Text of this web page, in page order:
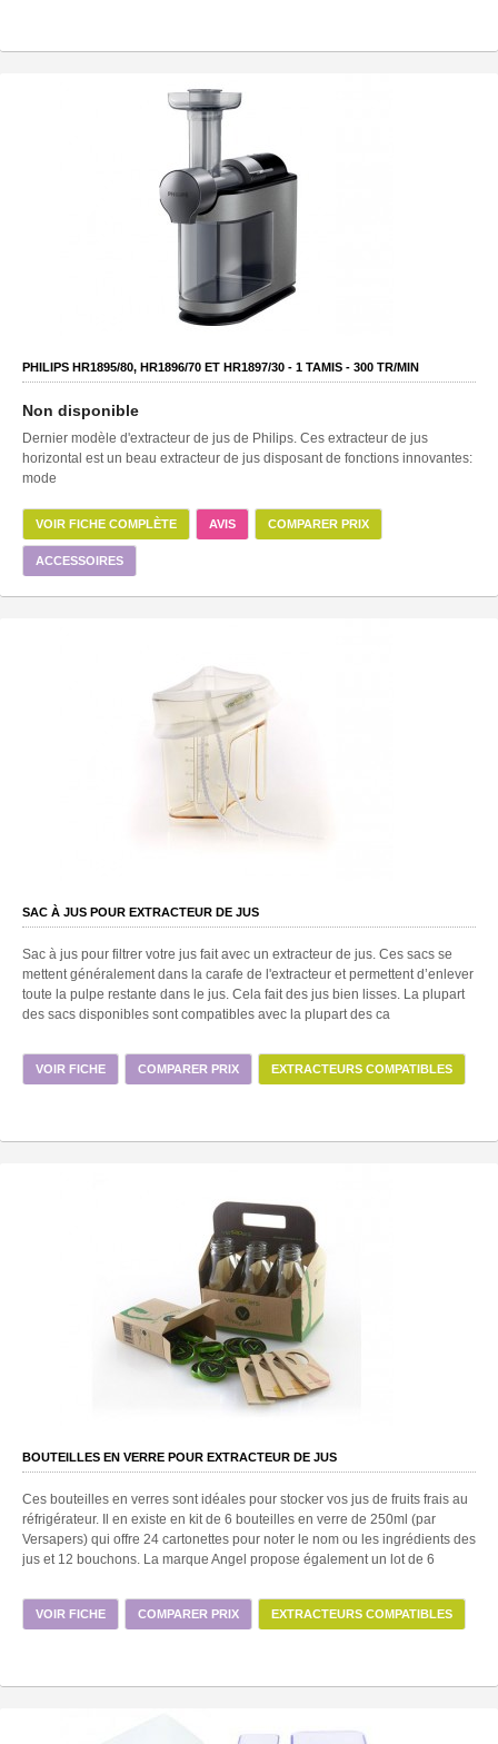
PHILIPS HR1895/80, HR1896/70 ET HR1897/30 - 1 TAMIS - 300 TR/MIN
Non disponible
Dernier modèle d'extracteur de jus de Philips. Ces extracteur de jus
horizontal est un beau extracteur de jus disposant de fonctions innovantes:
mode
VOIR FICHE COMPLÈTE AVIS COMPARER PRIX
ACCESSOIRES
SAC À JUS POUR EXTRACTEUR DE JUS
Sac à jus pour filtrer votre jus fait avec un extracteur de jus. Ces sacs se
mettent généralement dans la carafe de l'extracteur et permettent d’enlever
toute la pulpe restante dans le jus. Cela fait des jus bien lisses. La plupart
des sacs disponibles sont compatibles avec la plupart des ca
VOIR FICHE COMPARER PRIX EXTRACTEURS COMPATIBLES
BOUTEILLES EN VERRE POUR EXTRACTEUR DE JUS
Ces bouteilles en verres sont idéales pour stocker vos jus de fruits frais au
réfrigérateur. Il en existe en kit de 6 bouteilles en verre de 250ml (par
Versapers) qui offre 24 cartonettes pour noter le nom ou les ingrédients des
jus et 12 bouchons. La marque Angel propose également un lot de 6
VOIR FICHE COMPARER PRIX EXTRACTEURS COMPATIBLES